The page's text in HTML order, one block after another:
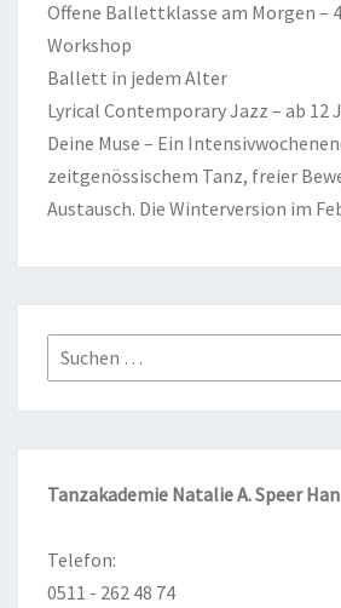
Offene Ballettklasse am Morgen –
Workshop
Ballett in jedem Alter
Lyrical Contemporary Jazz – ab 12
Deine Muse – Ein
zeitgenössischem Tanz, freier
Austausch. Die Winterversion im
Suchen
nach:
Tanzakademie Natalie A. Speer
Telefon:
0511 - 262 48 74